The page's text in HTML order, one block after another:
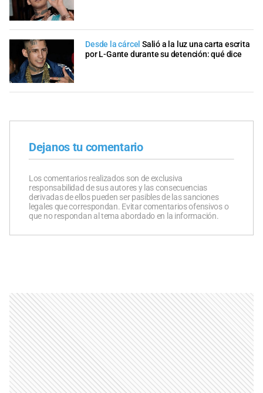
Desde la cárcel Salió a la luz una carta escrita
por L-Gante durante su detención: qué dice
Dejanos tu comentario
Los comentarios realizados son de exclusiva
responsabilidad de sus autores y las consecuencias
derivadas de ellos pueden ser pasibles de las sanciones
legales que correspondan. Evitar comentarios ofensivos o
que no respondan al tema abordado en la información.